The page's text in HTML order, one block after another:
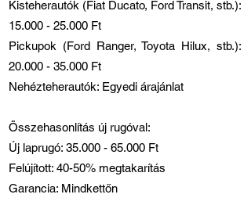
Kisteherautók (Fiat Ducato, Ford Transit, stb.):
15.000 - 25.000 Ft
Pickupok (Ford Ranger, Toyota Hilux, stb.):
20.000 - 35.000 Ft
Nehézteherautók: Egyedi árajánlat
Összehasonlítás új rugóval:
Új laprugó: 35.000 - 65.000 Ft
Felújított: 40-50% megtakarítás
Garancia: Mindkettőn